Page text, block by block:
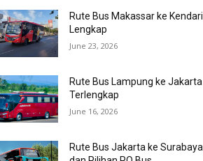
Rute Bus Makassar ke Kendari
Lengkap
June 23, 2026
Rute Bus Lampung ke Jakarta
Terlengkap
June 16, 2026
Rute Bus Jakarta ke Surabaya